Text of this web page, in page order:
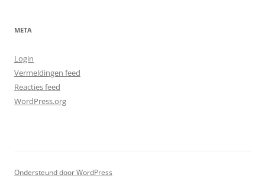
r
i
n
META
Login
Vermeldingen feed
Reacties feed
WordPress.org
Ondersteund door WordPress